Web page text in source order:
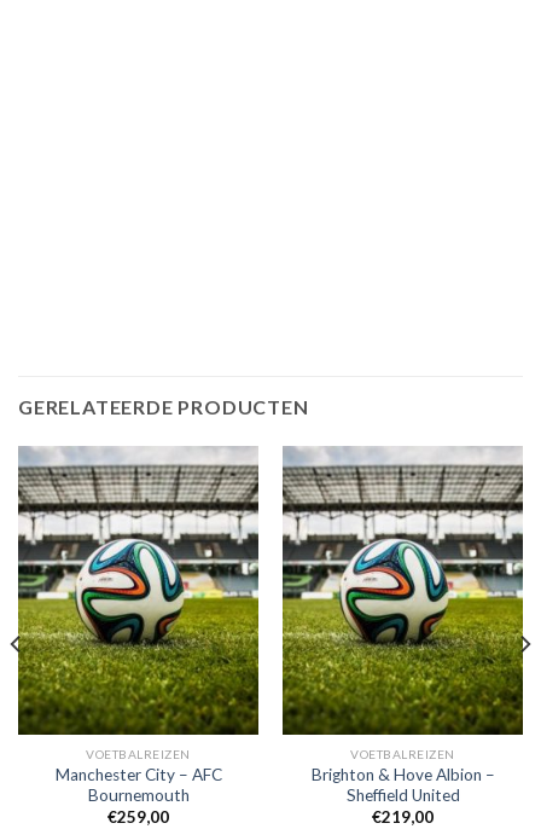
GERELATEERDE PRODUCTEN
VOETBALREIZEN
Manchester City – AFC
Bournemouth
€259,00
VOETBALREIZEN
Brighton & Hove Albion –
Sheffield United
€219,00